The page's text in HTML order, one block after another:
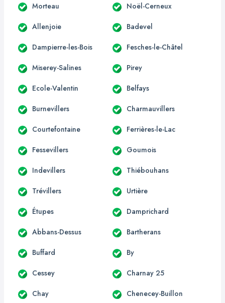
Morteau Noël-Cerneux
Allenjoie Badevel
Dampierre-les-Bois Fesches-le-Châtel
Miserey-Salines Pirey
Ecole-Valentin Belfays
Burnevillers Charmauvillers
Courtefontaine Ferrières-le-Lac
Fessevillers Goumois
Indevillers Thiébouhans
Trévillers Urtière
Étupes Damprichard
Abbans-Dessus Bartherans
Buffard By
Cessey Charnay 25
Chay Chenecey-Buillon